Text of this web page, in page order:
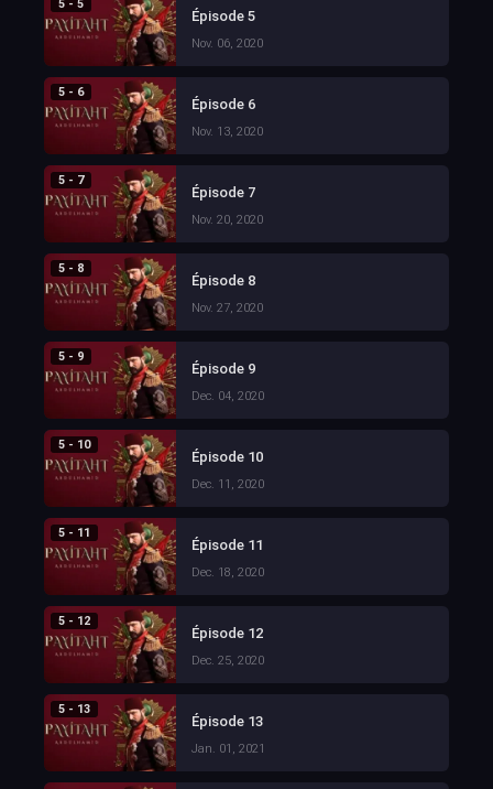
5 - 5
Épisode 5
Nov. 06, 2020
5 - 6
Épisode 6
Nov. 13, 2020
5 - 7
Épisode 7
Nov. 20, 2020
5 - 8
Épisode 8
Nov. 27, 2020
5 - 9
Épisode 9
Dec. 04, 2020
5 - 10
Épisode 10
Dec. 11, 2020
5 - 11
Épisode 11
Dec. 18, 2020
5 - 12
Épisode 12
Dec. 25, 2020
5 - 13
Épisode 13
Jan. 01, 2021